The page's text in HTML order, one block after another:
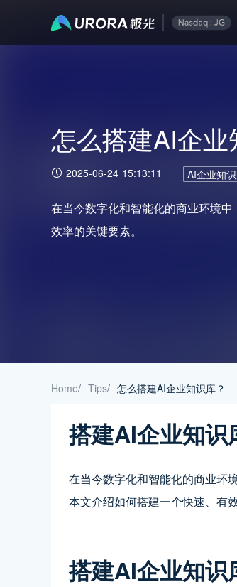
怎么搭建AI企业
2025-06-24 15:13:11 AI企业知
在当今数字化和智能化的商业环境
效率的关键要素。
Home/ Tips/ 怎么搭建AI企业知识库？
搭建AI企业知识
在当今数字化和智能化的商业环
本文介绍如何搭建一个快速、有
搭建AI企业知识